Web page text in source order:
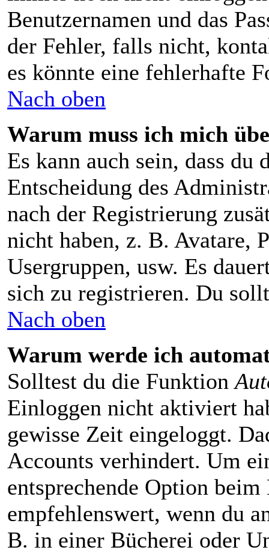
Benutzernamen und das
der Fehler, falls nicht,
es könnte eine fehlerhafte
Nach oben
Warum muss ich mich
Es kann auch sein, dass du
Entscheidung des
nach der Registrierung
nicht haben, z. B. Avatare,
Usergruppen, usw. Es
sich zu registrieren. Du
Nach oben
Warum werde ich
Solltest du die Funktion
Einloggen nicht aktiviert
gewisse Zeit eingeloggt.
Accounts verhindert. Um
entsprechende Option
empfehlenswert, wenn du
B. in einer Bücherei oder